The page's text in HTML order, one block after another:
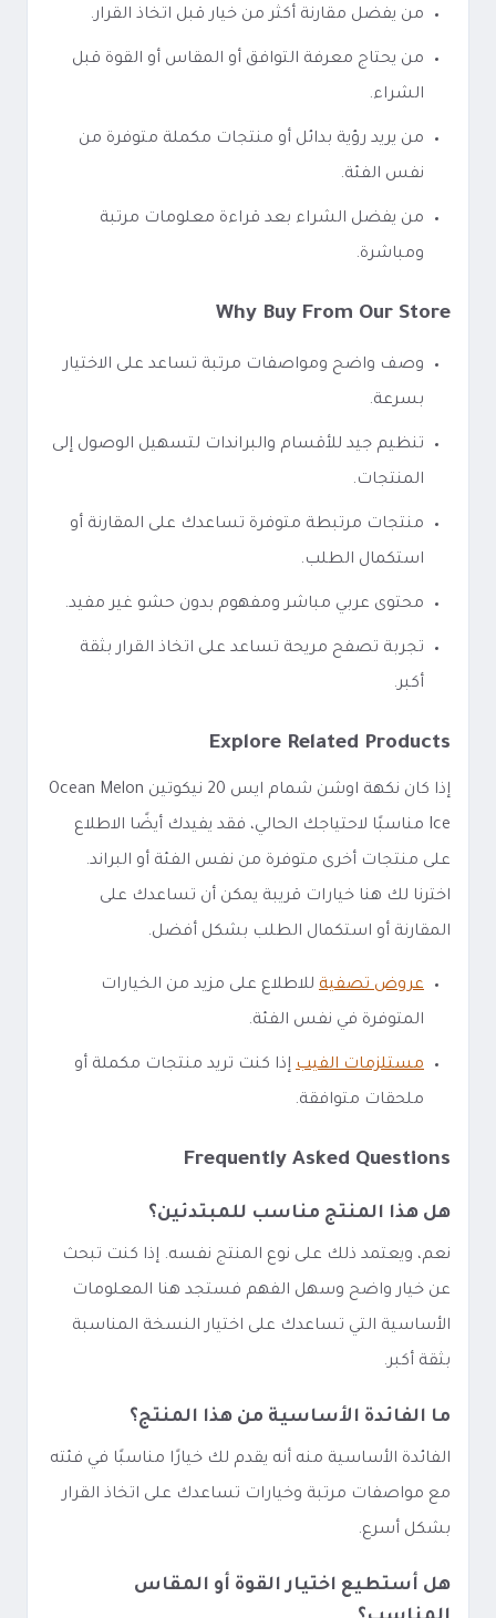
من يفضل مقارنة أكثر من خيار قبل اتخاذ القرار.
من يحتاج معرفة التوافق أو المقاس أو القوة قبل
الشراء.
من يريد رؤية بدائل أو منتجات مكملة متوفرة من
نفس الفئة.
من يفضل الشراء بعد قراءة معلومات مرتبة
ومباشرة.
Why Buy From Our Store
وصف واضح ومواصفات مرتبة تساعد على الاختيار
بسرعة.
تنظيم جيد للأقسام والبراندات لتسهيل الوصول إلى
المنتجات.
منتجات مرتبطة متوفرة تساعدك على المقارنة أو
استكمال الطلب.
محتوى عربي مباشر ومفهوم بدون حشو غير مفيد.
تجربة تصفح مريحة تساعد على اتخاذ القرار بثقة
أكبر.
Explore Related Products
إذا كان نكهة اوشن شمام ايس 20 نيكوتين Ocean Melon
Ice مناسبًا لاحتياجك الحالي، فقد يفيدك أيضًا الاطلاع
على منتجات أخرى متوفرة من نفس الفئة أو البراند.
اخترنا لك هنا خيارات قريبة يمكن أن تساعدك على
المقارنة أو استكمال الطلب بشكل أفضل.
عروض تصفية للاطلاع على مزيد من الخيارات
المتوفرة في نفس الفئة.
مستلزمات الفيب إذا كنت تريد منتجات مكملة أو
ملحقات متوافقة.
Frequently Asked Questions
هل هذا المنتج مناسب للمبتدئين؟
نعم، ويعتمد ذلك على نوع المنتج نفسه. إذا كنت تبحث
عن خيار واضح وسهل الفهم فستجد هنا المعلومات
الأساسية التي تساعدك على اختيار النسخة المناسبة
بثقة أكبر.
ما الفائدة الأساسية من هذا المنتج؟
الفائدة الأساسية منه أنه يقدم لك خيارًا مناسبًا في فئته
مع مواصفات مرتبة وخيارات تساعدك على اتخاذ القرار
بشكل أسرع.
هل أستطيع اختيار القوة أو المقاس